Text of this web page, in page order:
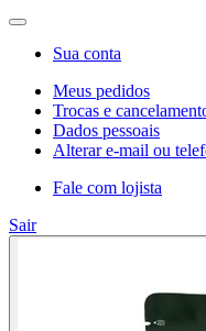
Sua conta
Meus pedidos
Trocas e
Dados pessoais
Alterar e-mail ou
Fale com lojista
Sair